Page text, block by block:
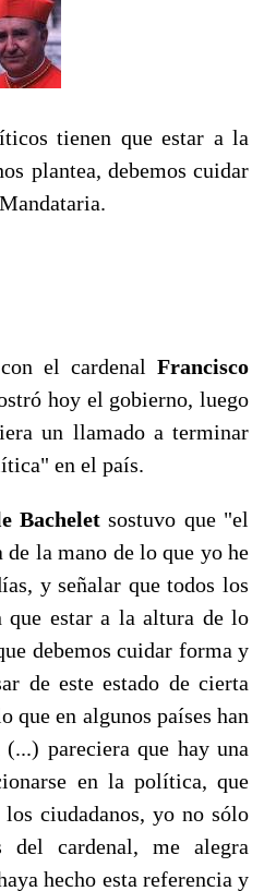
tienen que estar a la
plantea, debemos cuidar
el cardenal Francisco
hoy el gobierno, luego
un llamado a terminar
en el país.
Bachelet sostuvo que "el
la mano de lo que yo he
y señalar que todos los
que estar a la altura de lo
debemos cuidar forma y
de este estado de cierta
en algunos países han
pareciera que hay una
en la política, que
ciudadanos, yo no sólo
del cardenal, me alegra
hecho esta referencia y